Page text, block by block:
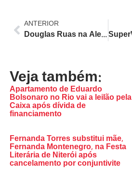
ANTERIOR
Douglas Ruas na Alerj: Pacote de CPIs e Novas Leis Moldam o Cenário Político do Rio
Veja também:
Apartamento de Eduardo
Bolsonaro no Rio vai a leilão pela
Caixa após dívida de
financiamento
Fernanda Torres substitui mãe,
Fernanda Montenegro, na Festa
Literária de Niterói após
cancelamento por conjuntivite